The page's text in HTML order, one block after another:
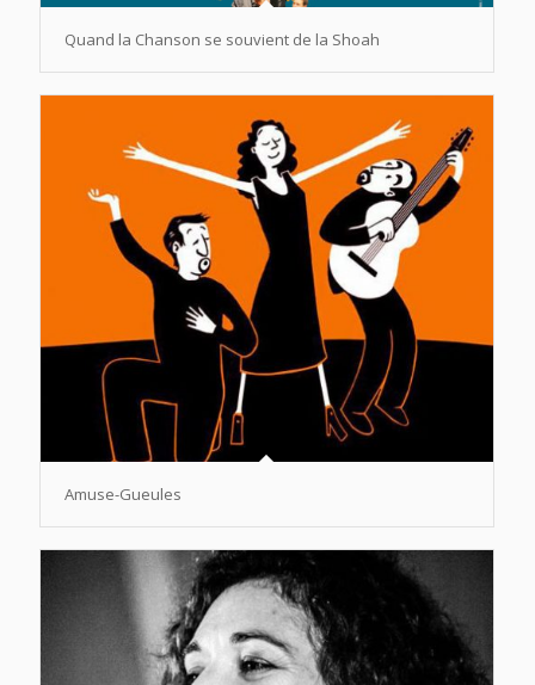
Quand la Chanson se souvient de la Shoah
Amuse-Gueules